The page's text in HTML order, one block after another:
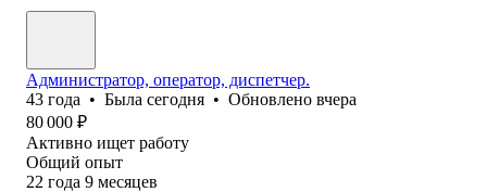
Администратор, оператор, диспетчер.
43 года • Была сегодня • Обновлено вчера
80 000 ₽
Активно ищет работу
Общий опыт
22 года 9 месяцев